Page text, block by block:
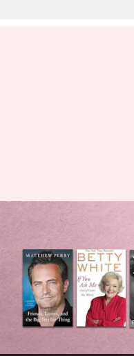
Sudahkah
buku yang
selebritas
ini
menulis Taufiq Al Jufri
Apa ceritanya